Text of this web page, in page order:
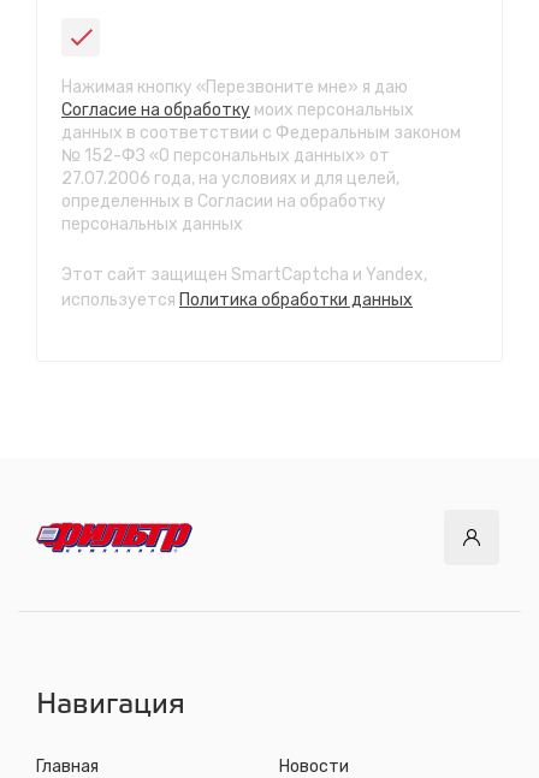
СТО "Байкальская"
ул.Байкальская, 58г
с 7.00 до 23.30, без выходных
СТО "Марата"
ул. Рабочего штаба, 96
с 7.00 до 21.30, без выходных
СТО "Ново-Ленино"
ул. Розы Люксембург, 97
с 8.00 до 22.30, без выходных
Нажимая кнопку «Перезвоните мне» я даю
Согласие на обработку моих персональных
данных в соответствии с Федеральным законом
№ 152-ФЗ «О персональных данных» от
27.07.2006 года, на условиях и для целей,
определенных в Согласии на обработку
персональных данных
Этот сайт защищен SmartCaptcha и Yandex,
используется Политика обработки данных
Навигация
Главная
Новости